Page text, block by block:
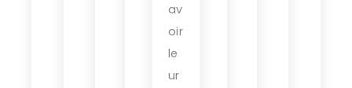
av
oir
le
ur